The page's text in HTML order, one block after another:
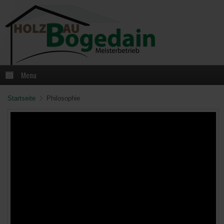
Menu
Startseite Philosophie